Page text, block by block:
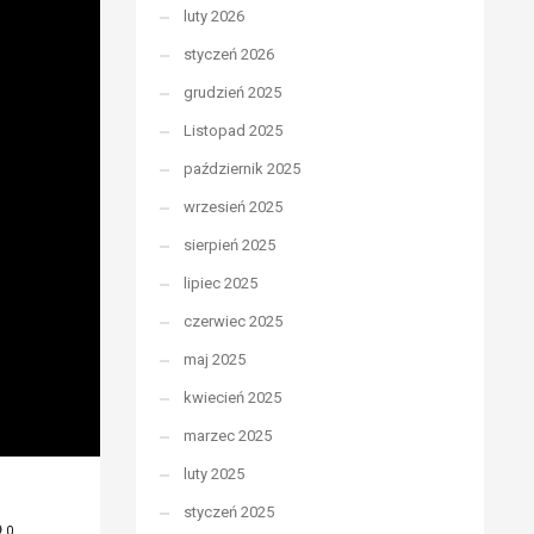
0
luty 2026
styczeń 2026
grudzień 2025
Listopad 2025
październik 2025
wrzesień 2025
sierpień 2025
lipiec 2025
czerwiec 2025
maj 2025
kwiecień 2025
marzec 2025
luty 2025
styczeń 2025